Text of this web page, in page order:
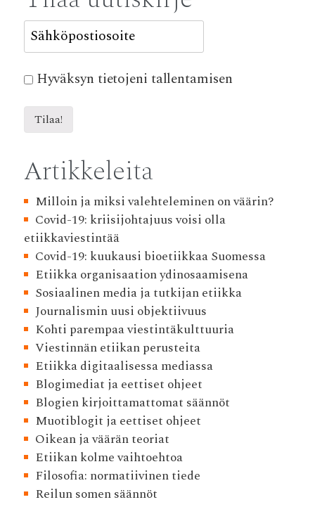
Hyväksyn tietojeni tallentamisen
Artikkeleita
Milloin ja miksi valehteleminen on väärin?
Covid-19: kriisijohtajuus voisi olla
etiikkaviestintää
Covid-19: kuukausi bioetiikkaa Suomessa
Etiikka organisaation ydinosaamisena
Sosiaalinen media ja tutkijan etiikka
Journalismin uusi objektiivuus
Kohti parempaa viestintäkulttuuria
Viestinnän etiikan perusteita
Etiikka digitaalisessa mediassa
Blogimediat ja eettiset ohjeet
Blogien kirjoittamattomat säännöt
Muotiblogit ja eettiset ohjeet
Oikean ja väärän teoriat
Etiikan kolme vaihtoehtoa
Filosofia: normatiivinen tiede
Reilun somen säännöt